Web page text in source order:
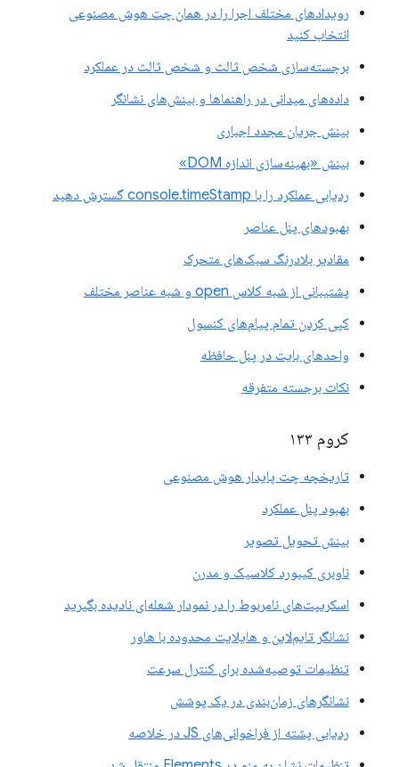
رویدادهای مختلف اجرا را در همان چت هوش مصنوعی
انتخاب کنید
برجسته‌سازی شخص ثالث و شخص ثالث در عملکرد
داده‌های میدانی در راهنماها و بینش‌های نشانگر
بینش جریان مجدد اجباری
بینش «بهینه‌سازی اندازه DOM»
ردیابی عملکرد را با console.timeStamp گسترش دهید
بهبودهای پنل عناصر
مقادیر بلادرنگ سبک‌های متحرک
پشتیبانی از شبه کلاس open و شبه عناصر مختلف
کپی کردن تمام پیام‌های کنسول
واحدهای بایت در پنل حافظه
نکات برجسته متفرقه
کروم ۱۳۳
تاریخچه چت پایدار هوش مصنوعی
بهبود پنل عملکرد
بینش تحویل تصویر
ناوبری کیبورد کلاسیک و مدرن
اسکریپت‌های نامربوط را در نمودار شعله‌ای نادیده بگیرید
نشانگر تایم‌لاین و هایلایت محدوده با هاور
تنظیمات توصیه‌شده برای کنترل سرعت
نشانگرهای زمان‌بندی در یک پوشش
ردیابی پشته از فراخوانی‌های JS در خلاصه